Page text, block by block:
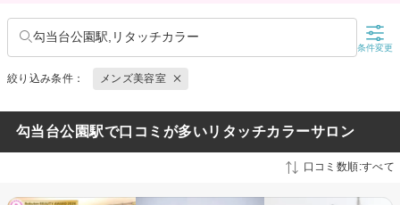
勾当台公園駅,リタッチカラー
条件変更
絞り込み条件： メンズ美容室
勾当台公園駅で口コミが多いリタッチカラーサロン
口コミ数順:すべて